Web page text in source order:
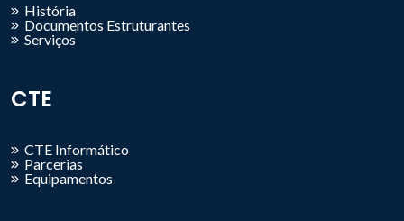
História
Documentos Estruturantes
Serviços
CTE
CTE Informático
Parcerias
Equipamentos